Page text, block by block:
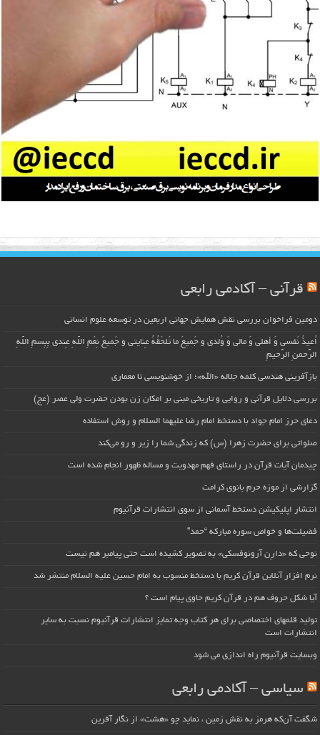
قرآنی – آکادمی رابعی
دومین فراخوان بررسی نقش همایش جهانی اربعین در توسعه علوم انسانی
اُعیذُ نَفسی وَ أهلی وَ مالی وَ وُلدی و جَمیعَ ما تَلحَقُهُ عِنایتی و جَمیعَ نِعَمِ اللّهِ عِندی بِبِسمِ اللّهِ
الرَّحمنِ الرَّحیمِ
بازآفرینی هندسی کلمه جلاله «الله»؛ از خوشنویسی تا معماری
بررسی دلایل قرآنی و روایی و تاریخی مبنی بر امکان زن بودن حضرت ولی عصر (عج)
دعای حرز امام جواد با دستخط امام رضا علیهما السلام و روش استفاده
صلواتی برای حضرت زهرا (س) که زندگی شما را زیر و رو می‌کند
چیدمان آیات قرآن در راستای فهم مهدویت و مساله ظهور انجام شده است
گزارشی از موزه حرم بانوی کرامت
انتشار اپلیکیشن دستخط آسمانی از سوی انتشارات قرآنیوم
فضیلت‌ها و خواص سوره مبارکه “حمد”
نوحی که «دارِن آرونوفسکی» به تصویر کشیده است حتی پیامبر هم نیست
نرم افزار آنلاین قرآن کریم با دستخط منسوب به امام حسین علیه السلام منتشر شد
آیا شکل حروف هم در قرآن کریم حاوی پیام است ؟
تولید قلمهای اختصاصی برای هر کتاب وجه تمایز انتشارات قرآنیوم نسبت به سایر
انتشارات است
وبسایت قرآنیوم راه اندازی می شود
سیاسی – آکادمی رابعی
شگفت آن‌که هرمز به نقش زمین ، نماید چو «هشت» از نگار آفرین